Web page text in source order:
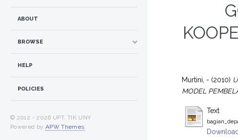
Murtini, - (2010)
MODEL
Text
ABOUT
BROWSE
HELP
POLICIES
© 2012 - 2026 UPT. TIK UNY
Powered by APW Themes